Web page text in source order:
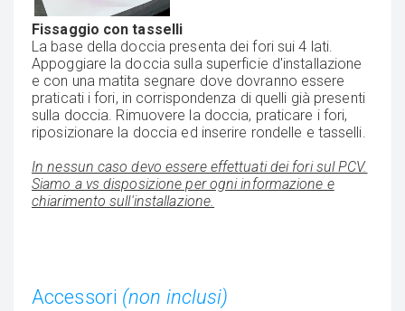
Fissaggio con tasselli
La base della doccia presenta dei fori sui 4 lati.
Appoggiare la doccia sulla superficie d'installazione
e con una matita segnare dove dovranno essere
praticati i fori, in corrispondenza di quelli già presenti
sulla doccia. Rimuovere la doccia, praticare i fori,
riposizionare la doccia ed inserire rondelle e tasselli.
In nessun caso devo essere effettuati dei fori sul PCV.
Siamo a vs disposizione per ogni informazione e
chiarimento sull'installazione.
Accessori (non inclusi)